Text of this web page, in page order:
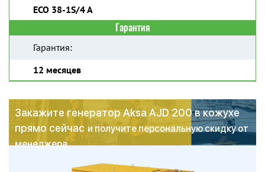
ECO 38-1S/4 A
Гарантия
Гарантия:
12 месяцев
Закажите генератор Aksa AJD 200 в кожухе
прямо сейчас и получите персональную скидку от
менеджера